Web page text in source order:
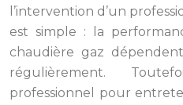
l’intervention d’un
est simple : la
chaudière gaz
régulièrement.
professionnel pour